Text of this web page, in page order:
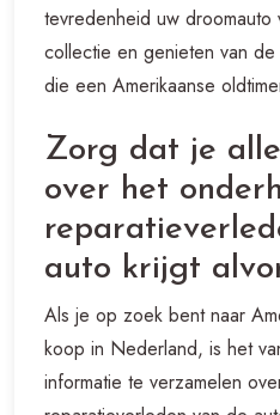
tevredenheid uw droomauto
collectie en genieten van
die een Amerikaanse
Zorg dat je
over het
auto krijgt
Als je op zoek bent naar
koop in Nederland, is het
informatie te verzamelen